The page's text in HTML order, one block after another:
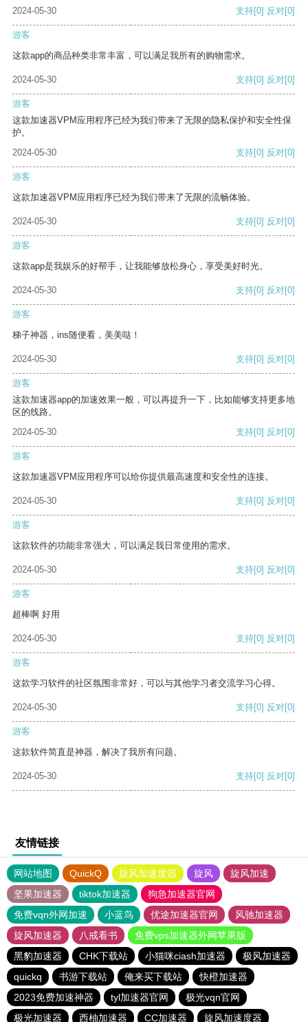
2024-05-30 支持[0] 反对[0]
游客
这款app的商品种类非常丰富，可以满足我所有的购物需求。
2024-05-30 支持[0] 反对[0]
游客
这款加速器VPM应用程序已经为我们带来了无限的隐私保护和安全性保
护。
2024-05-30
支持[0] 反对[0]
游客
这款加速器VPM应用程序已经为我们带来了无限的流畅体验。
2024-05-30 支持[0] 反对[0]
游客
这款app是我娱乐的好帮手，让我能够放松身心，享受美好时光。
2024-05-30 支持[0] 反对[0]
游客
梯子神器，ins随便看，美美哒！
2024-05-30 支持[0] 反对[0]
游客
这款加速器app的加速效果一般，可以再提升一下，比如能够支持更多地
区的线路。
2024-05-30
支持[0] 反对[0]
游客
这款加速器VPM应用程序可以给你提供最高速度和安全性的连接。
2024-05-30 支持[0] 反对[0]
游客
这款软件的功能非常强大，可以满足我日常使用的需求。
2024-05-30 支持[0] 反对[0]
游客
超棒啊 好用
2024-05-30 支持[0] 反对[0]
游客
这款学习软件的社区氛围非常好，可以与其他学习者交流学习心得。
2024-05-30 支持[0] 反对[0]
游客
这款软件简直是神器，解决了我所有问题。
2024-05-30 支持[0] 反对[0]
友情链接
网站地图 QuickQ 旋风加速度器 旋风
旋风加速
坚果加速器
tiktok加速器
狗急加速器官网
免费vqn外网加速
小蓝鸟 优途加速器官网
风驰加速器
旋风加速器
八戒看书
免费vps加速器外网苹果版
黑豹加速器
CHK下载站 小猫咪ciash加速器
极风加速器
quickq
书游下载站 俺来买下载站
快橙加速器
2023免费加速神器
tyl加速器官网
极光vqn官网
极光加速器
西柚加速器 CC加速器 旋风加速度器